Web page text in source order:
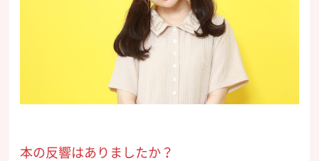
本の反響はありましたか？